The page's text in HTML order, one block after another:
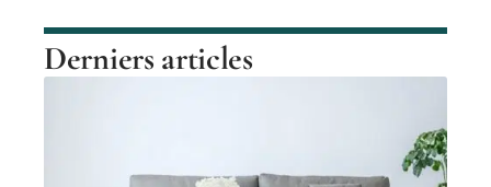
Derniers articles